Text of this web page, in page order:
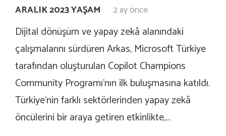
ARALIK 2023 YAŞAM 2 ay önce
Dijital dönüşüm ve yapay zekâ alanındaki
çalışmalarını sürdüren Arkas, Microsoft Türkiye
tarafından oluşturulan Copilot Champions
Community Programı’nın ilk buluşmasına katıldı.
Türkiye’nin farklı sektörlerinden yapay zekâ
öncülerini bir araya getiren etkinlikte,…